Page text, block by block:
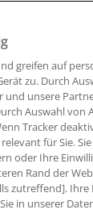
kritisiert,
greifen auf
zu. Durch
und unsere
Auswahl
Tracker
für Sie.
oder Ihre
Rand der
zutreffend].
in unserer